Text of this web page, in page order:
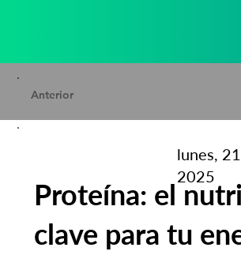
Anterior
lunes,
2025
Proteína: el
clave para tu